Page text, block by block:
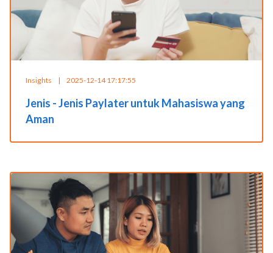
Insights | 2025-12-14 17:17:55
Jenis - Jenis Paylater untuk Mahasiswa yang
Aman